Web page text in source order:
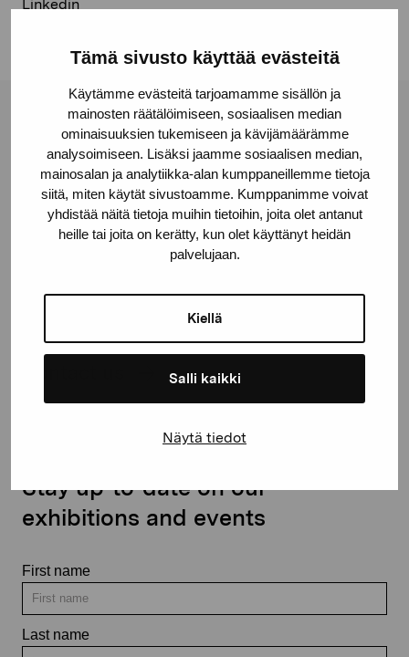
Tämä sivusto käyttää evästeitä
Käytämme evästeitä tarjoamamme sisällön ja
mainosten räätälöimiseen, sosiaalisen median
ominaisuuksien tukemiseen ja kävijämäärämme
analysoimiseen. Lisäksi jaamme sosiaalisen median,
mainosalan ja analytiikka-alan kumppaneillemme tietoja
siitä, miten käytät sivustoamme. Kumppanimme voivat
yhdistää näitä tietoja muihin tietoihin, joita olet antanut
heille tai joita on kerätty, kun olet käyttänyt heidän
palvelujaan.
Kiellä
Salli kaikki
Näytä tiedot
Linkedin
Pro Artibus Foundation
Gustav Wasas gata 11
10600 Ekenäs
proartibus@proartibus.fi
Stay up-to-date on our
exhibitions and events
First name
Last name